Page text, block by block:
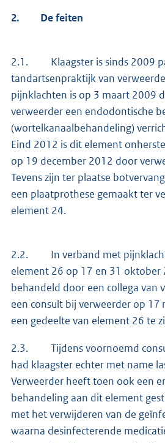
2. De feiten
2.1. Klaagster is sinds 2009
tandartsenpraktijk van
pijnklachten is op 3 maart 2009
verweerder een endodontische
(wortelkanaalbehandeling)
Eind 2012 is dit element
op 19 december 2012 door
Tevens zijn ter plaatse
een plaatprothese gemaakt ter
element 24.
2.2. In verband met
element 26 op 17 en 31 oktober
behandeld door een collega van
een consult bij verweerder op 17
een gedeelte van element 26 te
2.3. Tijdens voornoemd
had klaagster echter met name
Verweerder heeft toen ook een
behandeling aan dit element
met het verwijderen van de
waarna desinfecterende